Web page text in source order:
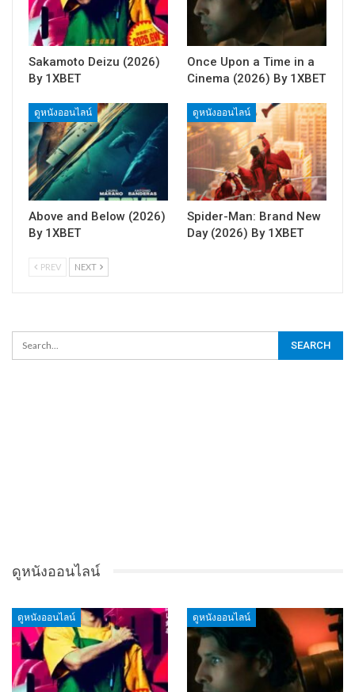
Sakamoto Deizu (2026)
By 1XBET
Once Upon a Time in a
Cinema (2026) By 1XBET
ดูหนังออนไลน์
Above and Below (2026)
By 1XBET
ดูหนังออนไลน์
Spider-Man: Brand New
Day (2026) By 1XBET
PREV NEXT
ดูหนังออนไลน์
ดูหนังออนไลน์ ดูหนังออนไลน์